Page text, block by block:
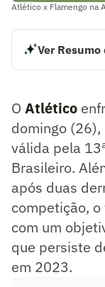
Atlético x Flamengo na
Ver
duas derrotas
entra em
tabu que
2023.
Resumo
O Atlético
domingo (26),
válida pela
Brasileiro.
após duas
competição,
com um
que persiste
em 2023.